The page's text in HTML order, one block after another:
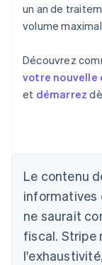
un an de
volume
Découvrez
votre nouvelle
et démarrez
Le contenu
informatives
ne saurait
fiscal. Stripe
Deutsch
English
Autriche
Deutsch English
Belgique
Nederlands